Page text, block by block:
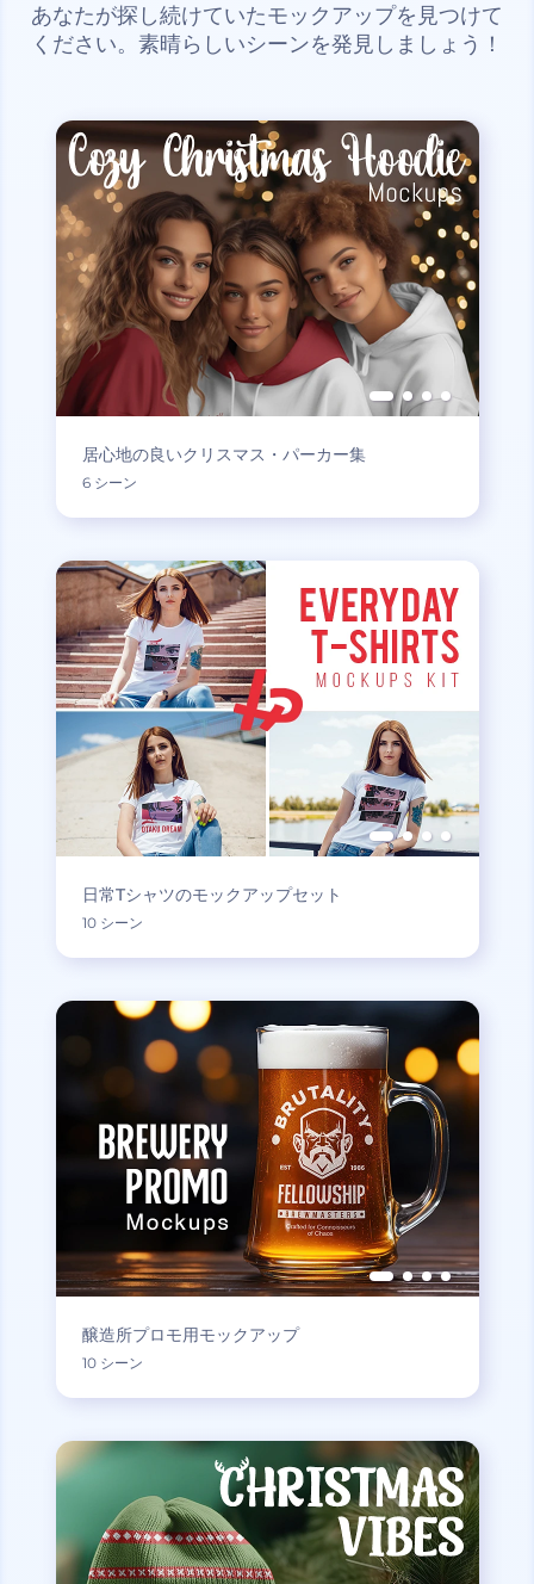
あなたが探し続けていたモックアップを見つけて
ください。素晴らしいシーンを発見しましょう！
居心地の良いクリスマス・パーカー集
6 シーン
日常Tシャツのモックアップセット
10 シーン
醸造所プロモ用モックアップ
10 シーン